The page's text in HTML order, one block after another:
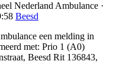
Nederland Ambulance ·
Beesd
een melding in
met: Prio 1 (A0)
Beesd Rit 136843,